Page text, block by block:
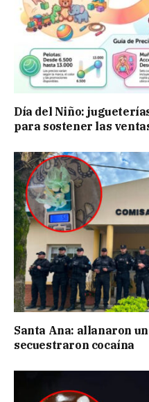
Día del Niño:
para sostener las
Santa Ana: allanaron
secuestraron cocaína